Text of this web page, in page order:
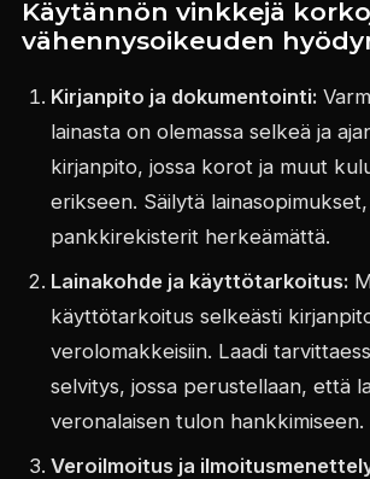
Käytännön vinkkejä
vähennysoikeuden
Kirjanpito ja dokumentointi:
lainasta on olemassa selkeä ja
kirjanpito, jossa korot ja muut
erikseen. Säilytä
pankkirekisterit herkeämättä.
Lainakohde ja käyttötarkoitus:
käyttötarkoitus selkeästi
verolomakkeisiin. Laadi
selvitys, jossa perustellaan, että
veronalaisen tulon hankkimiseen.
Veroilmoitus ja